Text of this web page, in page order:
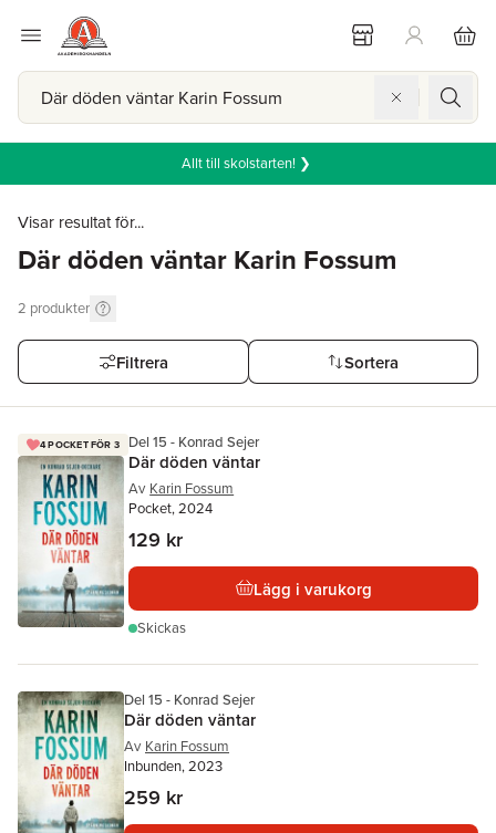
Allt till skolstarten! ❯
Visar resultat för...
Där döden väntar Karin Fossum
2 produkter
Filtrera Sortera
4 POCKET FÖR 3 Del 15 - Konrad Sejer
Där döden väntar
Av Karin Fossum
Pocket, 2024
129 kr
Lägg i varukorg
Skickas
Del 15 - Konrad Sejer
Där döden väntar
Av Karin Fossum
Inbunden, 2023
259 kr